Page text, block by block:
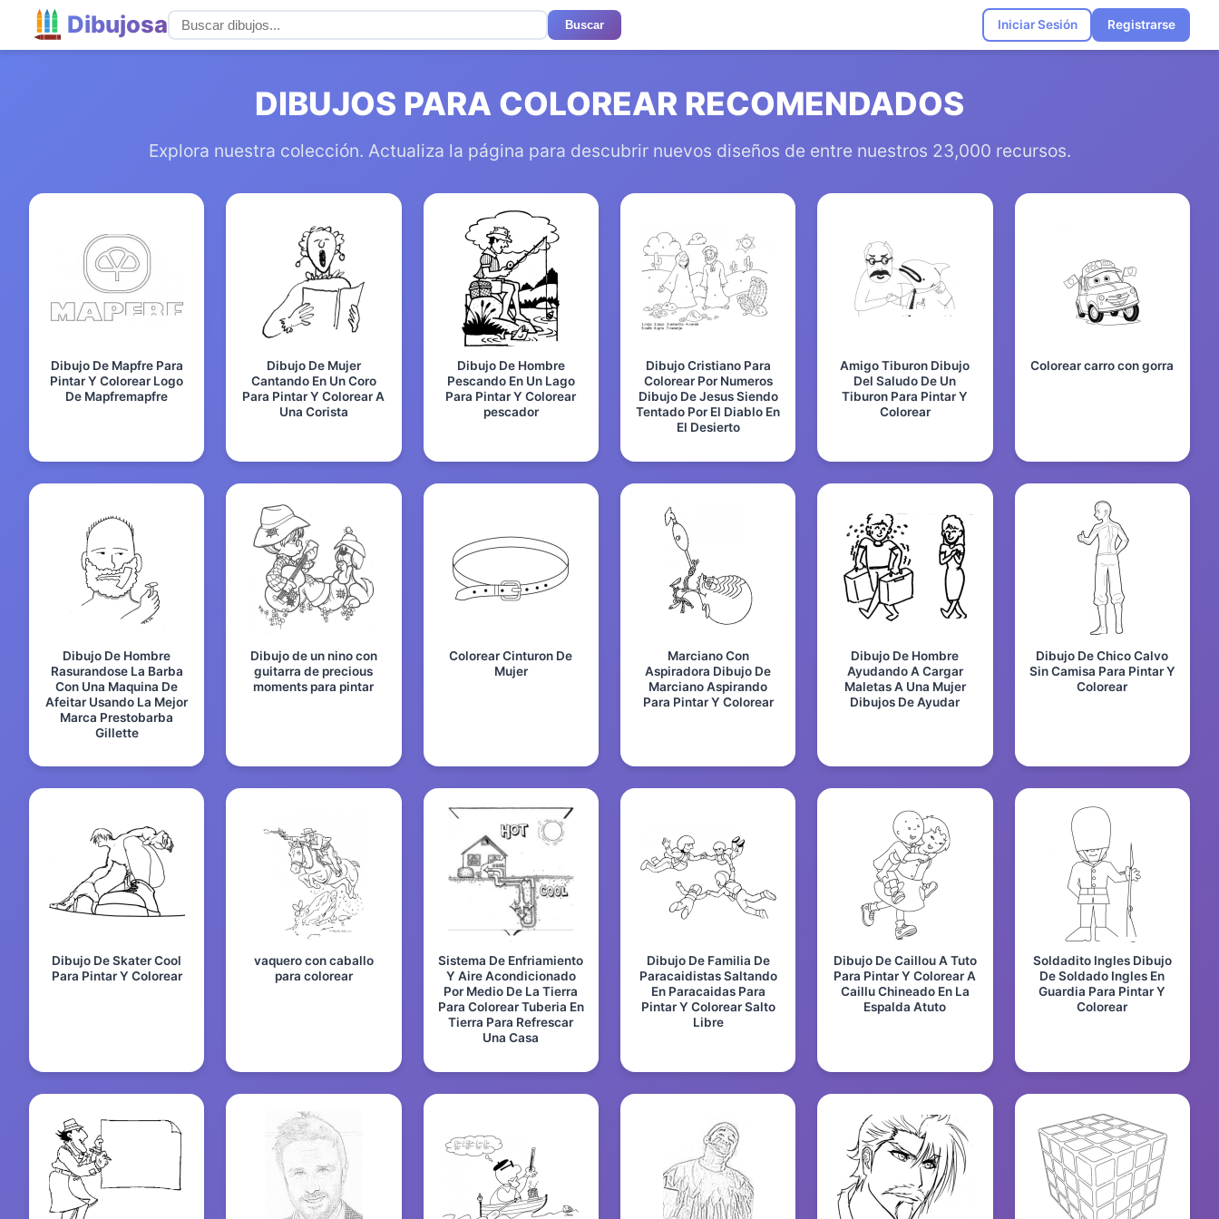
Dibujosa Buscar Iniciar Sesión Registrarse
DIBUJOS PARA COLOREAR RECOMENDADOS
Explora nuestra colección. Actualiza la página para descubrir nuevos diseños de entre nuestros 23,000 recursos.
Dibujo De Mapfre Para
Pintar Y Colorear Logo
De Mapfremapfre
Dibujo De Mujer
Cantando En Un Coro
Para Pintar Y Colorear A
Una Corista
Dibujo De Hombre
Pescando En Un Lago
Para Pintar Y Colorear
pescador
Dibujo Cristiano Para
Colorear Por Numeros
Dibujo De Jesus Siendo
Tentado Por El Diablo En
El Desierto
Amigo Tiburon Dibujo
Del Saludo De Un
Tiburon Para Pintar Y
Colorear
Colorear carro con gorra
Dibujo De Hombre
Rasurandose La Barba
Con Una Maquina De
Afeitar Usando La Mejor
Marca Prestobarba
Gillette
Dibujo de un nino con
guitarra de precious
moments para pintar
Colorear Cinturon De
Mujer
Marciano Con
Aspiradora Dibujo De
Marciano Aspirando
Para Pintar Y Colorear
Dibujo De Hombre
Ayudando A Cargar
Maletas A Una Mujer
Dibujos De Ayudar
Dibujo De Chico Calvo
Sin Camisa Para Pintar Y
Colorear
Dibujo De Skater Cool
Para Pintar Y Colorear
vaquero con caballo
para colorear
Sistema De Enfriamiento
Y Aire Acondicionado
Por Medio De La Tierra
Para Colorear Tuberia En
Tierra Para Refrescar
Una Casa
Dibujo De Familia De
Paracaidistas Saltando
En Paracaidas Para
Pintar Y Colorear Salto
Libre
Dibujo De Caillou A Tuto
Para Pintar Y Colorear A
Caillu Chineado En La
Espalda Atuto
Soldadito Ingles Dibujo
De Soldado Ingles En
Guardia Para Pintar Y
Colorear